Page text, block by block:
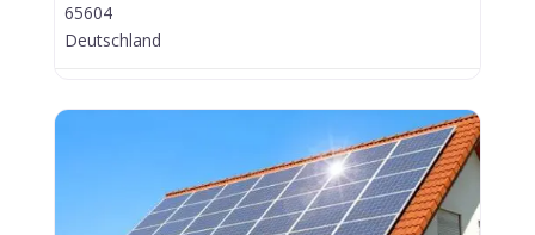
65604
Deutschland